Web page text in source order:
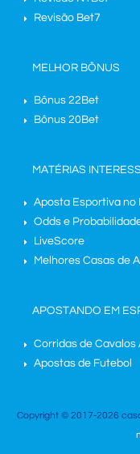
Revisão Bet7
MELHOR BÔNUS
Bônus 22Bet
Bônus 20Bet
MATÉRIAS
Aposta Esportiva no
Odds e
LiveScore
Melhores Casas de
APOSTANDO EM
Corridas de Cavalos
Apostas de Futebol
Copyright © 2017-2026